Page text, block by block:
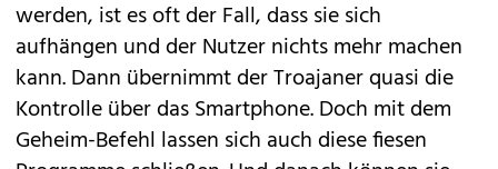
werden, ist es oft der Fall, dass sie sich
aufhängen und der Nutzer nichts mehr machen
kann. Dann übernimmt der Troajaner quasi die
Kontrolle über das Smartphone. Doch mit dem
Geheim-Befehl lassen sich auch diese fiesen